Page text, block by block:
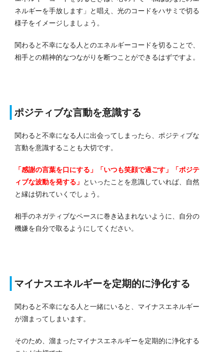
ネルギーを手放します」と唱え、光のコードをハサミで切る
様子をイメージしましょう。
関わると不幸になる人とのエネルギーコードを切ることで、
相手との精神的なつながりを断つことができるはずですよ。
ポジティブな言動を意識する
関わると不幸になる人に出会ってしまったら、ポジティブな
言動を意識することも大切です。
「感謝の言葉を口にする」「いつも笑顔で過ごす」「ポジテ
ィブな波動を発する」 といったことを意識していれば、自然
と縁は切れていくでしょう。
相手のネガティブなペースに巻き込まれないように、自分の
機嫌を自分で取るようにしてください。
マイナスエネルギーを定期的に浄化する
関わると不幸になる人と一緒にいると、マイナスエネルギー
が溜まってしまいます。
そのため、溜まったマイナスエネルギーを定期的に浄化する